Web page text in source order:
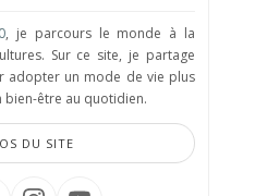
, je parcours le monde à la
Sur ce site, je partage
adopter un mode de vie plus
être au quotidien.
DU SITE